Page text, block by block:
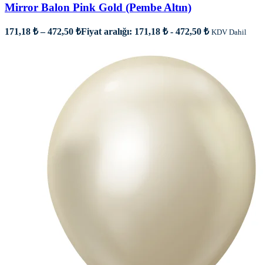
Mirror Balon Pink Gold (Pembe Altın)
171,18 ₺ –472,50 ₺Fiyat aralığı: 171,18 ₺ - 472,50 ₺ KDV Dahil